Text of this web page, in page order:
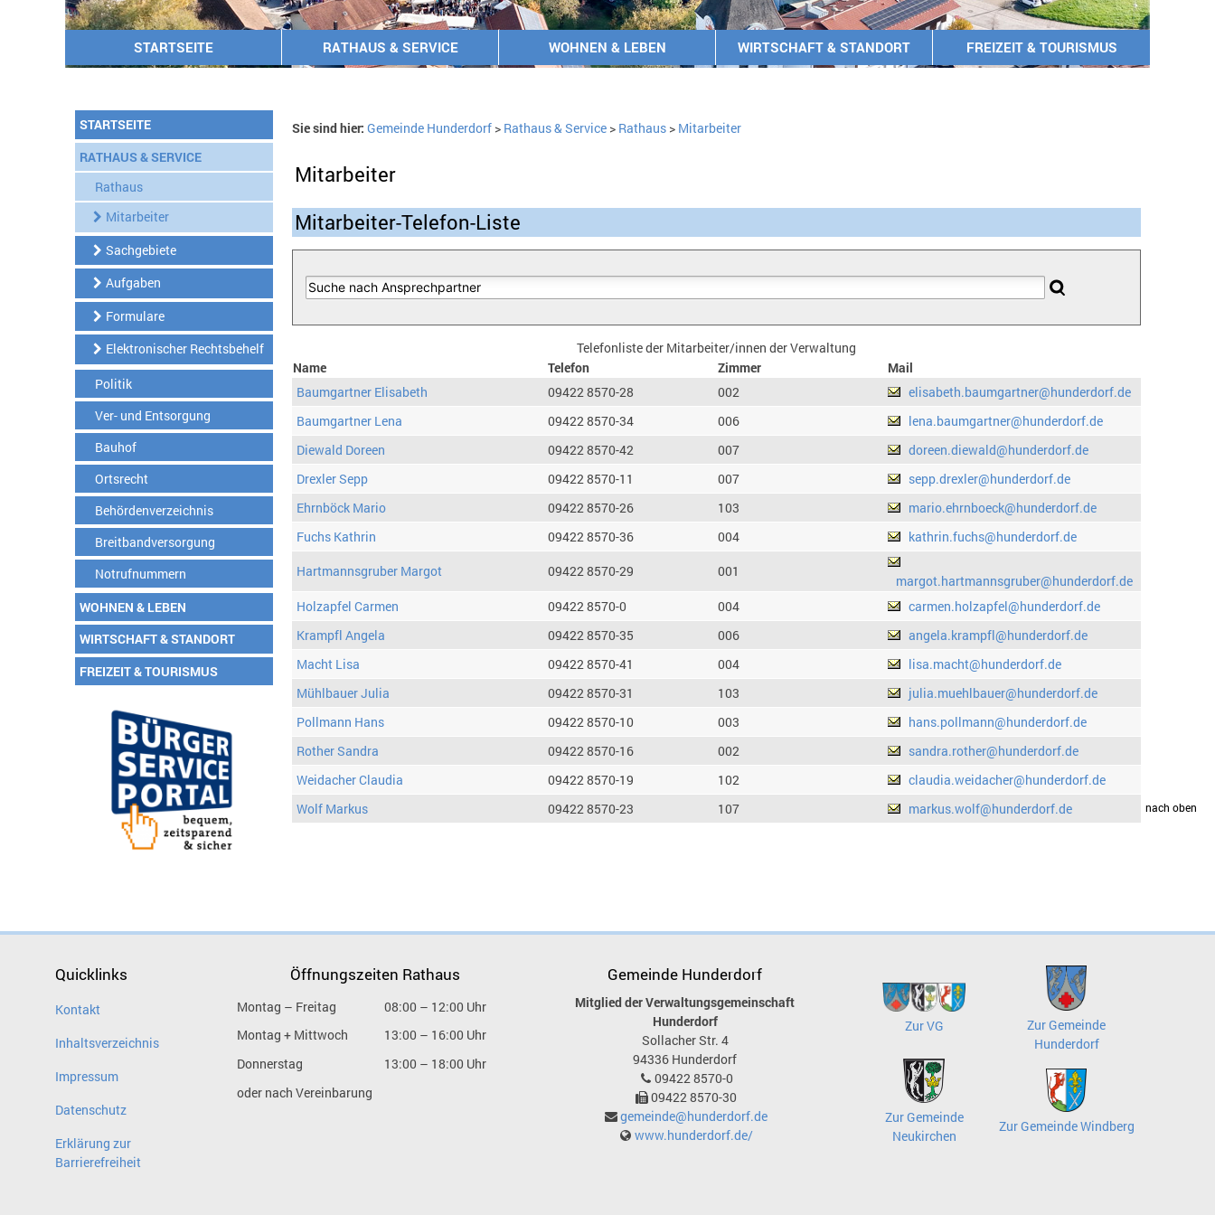
STARTSEITE RATHAUS & SERVICE WOHNEN & LEBEN WIRTSCHAFT & STANDORT FREIZEIT & TOURISMUS
STARTSEITE
RATHAUS & SERVICE
Rathaus
Mitarbeiter
Sachgebiete
Aufgaben
Formulare
Elektronischer Rechtsbehelf
Politik
Ver- und Entsorgung
Bauhof
Ortsrecht
Behördenverzeichnis
Breitbandversorgung
Notrufnummern
WOHNEN & LEBEN
WIRTSCHAFT & STANDORT
FREIZEIT & TOURISMUS
Sie sind hier: Gemeinde Hunderdorf> Rathaus & Service> Rathaus> Mitarbeiter
Mitarbeiter
Mitarbeiter-Telefon-Liste
Telefonliste der Mitarbeiter/innen der Verwaltung
Name
Telefon Zimmer
Mail
Baumgartner Elisabeth
09422 8570-28 002
elisabeth.baumgartner@hunderdorf.de
Baumgartner Lena
09422 8570-34 006
lena.baumgartner@hunderdorf.de
Diewald Doreen
09422 8570-42 007
doreen.diewald@hunderdorf.de
Drexler Sepp
09422 8570-11 007
sepp.drexler@hunderdorf.de
Ehrnböck Mario
09422 8570-26 103
mario.ehrnboeck@hunderdorf.de
Fuchs Kathrin
09422 8570-36 004
kathrin.fuchs@hunderdorf.de
Hartmannsgruber Margot
09422 8570-29 001
margot.hartmannsgruber@hunderdorf.de
Holzapfel Carmen
09422 8570-0 004
carmen.holzapfel@hunderdorf.de
Krampfl Angela
09422 8570-35 006
angela.krampfl@hunderdorf.de
Macht Lisa
09422 8570-41 004
lisa.macht@hunderdorf.de
Mühlbauer Julia
09422 8570-31 103
julia.muehlbauer@hunderdorf.de
Pollmann Hans
09422 8570-10 003
hans.pollmann@hunderdorf.de
Rother Sandra
09422 8570-16 002
sandra.rother@hunderdorf.de
Weidacher Claudia
09422 8570-19 102
claudia.weidacher@hunderdorf.de
Wolf Markus
09422 8570-23 107 markus.wolf@hunderdorf.dedrucken nach oben
Quicklinks
Kontakt
Inhaltsverzeichnis
Impressum
Datenschutz
Erklärung zur
Barrierefreiheit
Öffnungszeiten Rathaus
Montag – Freitag
08:00 – 12:00 Uhr
Montag + Mittwoch
13:00 – 16:00 Uhr
Donnerstag
13:00 – 18:00 Uhr
oder nach Vereinbarung
Gemeinde Hunderdorf
Mitglied der Verwaltungsgemeinschaft
Hunderdorf
Sollacher Str. 4
94336 Hunderdorf
09422 8570-0
09422 8570-30
gemeinde@hunderdorf.de
www.hunderdorf.de/
Zur VG
Zur Gemeinde
Hunderdorf
Zur Gemeinde
Neukirchen
Zur Gemeinde Windberg